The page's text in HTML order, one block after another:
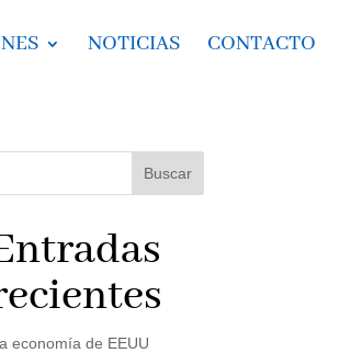
NOTICIAS CONTACTO
Buscar
economía de EEUU